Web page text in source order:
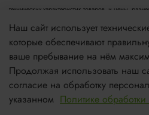
технических характеристик товаров, и цены,
публичной офертой, определяемой положениями
кодекса РФ. Для получения подробной
Опубликованная на данном сайте информация
предварительного уведомления.
Если вы заметили ошибку в описании,
zakaz@meloskop.ru
Наш сайт использует
которые обеспечивают
ваше пребывание на нём
Продолжая использовать наш
согласие на обработку
указанном Политике